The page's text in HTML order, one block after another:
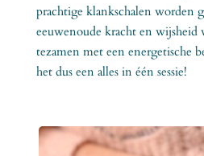
prachtige klankschalen worden
eeuwenoude kracht en wijsheid
tezamen met een energetische
het dus een alles in één sessie!